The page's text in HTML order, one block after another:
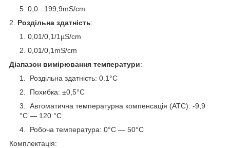
0,0...199,9mS/cm
2.
Роздільна здатність:
0,01/0,1/1µS/cm
0,01/0,1mS/cm
Діапазон вимірювання температури:
Роздільна здатність: 0.1°C
Похибка: ±0,5°C
Автоматична температурна компенсація (АТС): -9,9
°C ― 120 °C
Робоча температура: 0°C ― 50°C
Комплектація: